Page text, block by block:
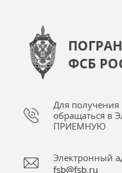
ФСБ
Для
обращаться в
ПРИЕМНУЮ
Электронный